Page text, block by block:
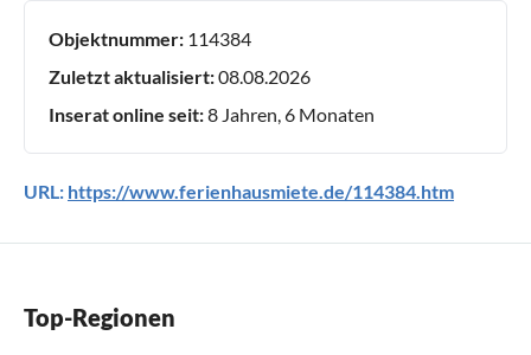
Objektnummer: 114384
Zuletzt aktualisiert:08.08.2026
Inserat online seit:8 Jahren, 6 Monaten
URL: https://www.ferienhausmiete.de/114384.htm
Top-Regionen